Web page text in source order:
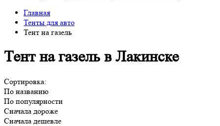
Главная
Тенты для авто
Тент на газель
Тент на газель в Лакинске
Сортировка:
По названию
По популярности
Сначала дороже
Сначала дешевле